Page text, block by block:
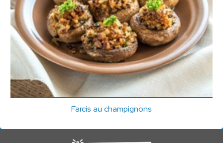
Farcis au champignons